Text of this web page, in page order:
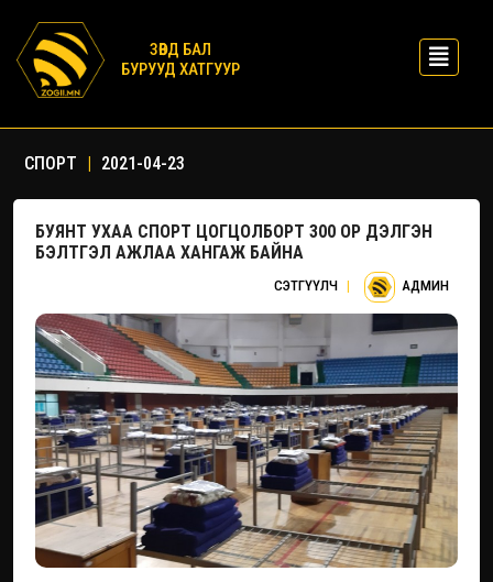
ЗӨВД БАЛ
БУРУУД ХАТГУУР
СПОРТ | 2021-04-23
БУЯНТ УХАА СПОРТ ЦОГЦОЛБОРТ 300 ОР ДЭЛГЭН
БЭЛТГЭЛ АЖЛАА ХАНГАЖ БАЙНА
СЭТГҮҮЛЧ | АДМИН